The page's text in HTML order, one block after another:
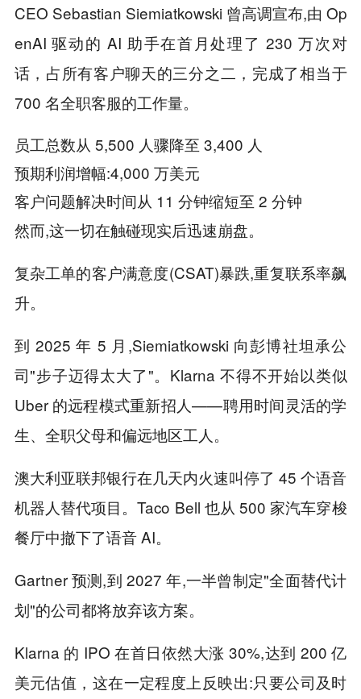
CEO Sebastian Siemiatkowski 曾高调宣布,由 Op
enAI 驱动的 AI 助手在首月处理了 230 万次对
话，占所有客户聊天的三分之二，完成了相当于
700 名全职客服的工作量。
员工总数从 5,500 人骤降至 3,400 人
预期利润增幅:4,000 万美元
客户问题解决时间从 11 分钟缩短至 2 分钟
然而,这一切在触碰现实后迅速崩盘。
复杂工单的客户满意度(CSAT)暴跌,重复联系率飙
升。
到 2025 年 5 月,Siemiatkowski 向彭博社坦承公
司"步子迈得太大了"。Klarna 不得不开始以类似
Uber 的远程模式重新招人——聘用时间灵活的学
生、全职父母和偏远地区工人。
澳大利亚联邦银行在几天内火速叫停了 45 个语音
机器人替代项目。Taco Bell 也从 500 家汽车穿梭
餐厅中撤下了语音 AI。
Gartner 预测,到 2027 年,一半曾制定"全面替代计
划"的公司都将放弃该方案。
Klarna 的 IPO 在首日依然大涨 30%,达到 200 亿
美元估值，这在一定程度上反映出:只要公司及时